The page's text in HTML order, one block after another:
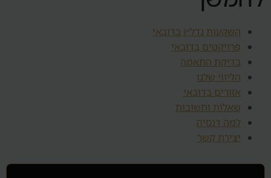
השקעות נדל״ן בדובאי
פרויקטים בדובאי
בדיקת התאמה
הליווי שלנו
אזורים בדובאי
שאלות ותשובות
למה דנסיה
יצירת קשר